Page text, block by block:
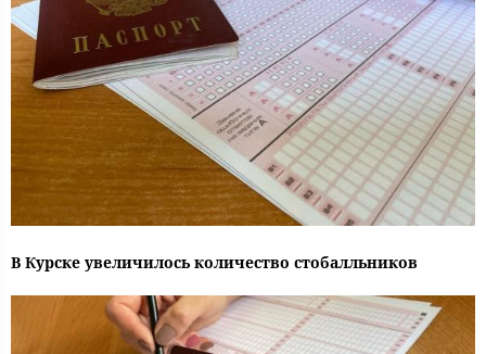
В Курске увеличилось количество стобалльников